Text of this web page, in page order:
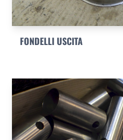
FONDELLI USCITA